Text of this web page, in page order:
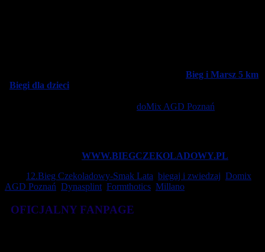
Bieg i Marsz 5 km
Biegi dla dzieci
doMix AGD Poznań
WWW.BIEGCZEKOLADOWY.PL
12.Bieg Czekoladowy-Smak Lata biegaj i zwiedzaj Domix
AGD Poznań Dynasplint Formthotics Millano
OFICJALNY FANPAGE